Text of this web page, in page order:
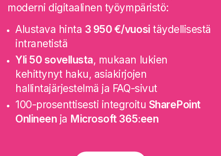
moderni digitaalinen työympäristö:
Alustava hinta 3 950 €/vuosi täydellisestä
intranetistä
Yli 50 sovellusta, mukaan lukien
kehittynyt haku, asiakirjojen
hallintajärjestelmä ja FAQ-sivut
100-prosenttisesti integroitu SharePoint
Onlineen ja Microsoft 365:een